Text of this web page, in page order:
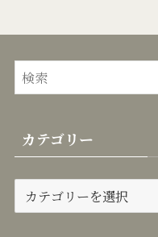
カテゴリー
テ